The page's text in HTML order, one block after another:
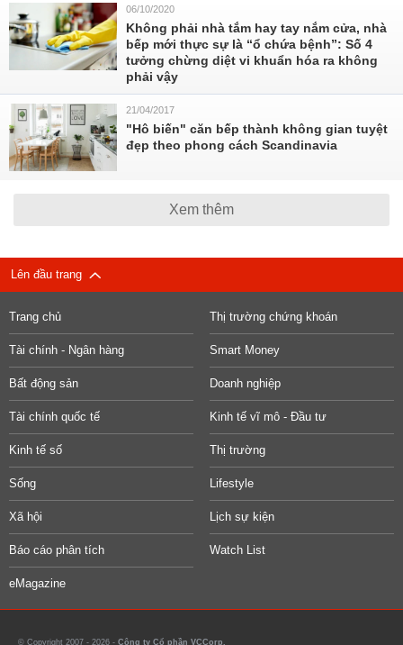
06/10/2020
Không phải nhà tắm hay tay nắm cửa, nhà
bếp mới thực sự là “ổ chứa bệnh”: Số 4
tưởng chừng diệt vi khuẩn hóa ra không
phải vậy
21/04/2017
"Hô biến" căn bếp thành không gian tuyệt
đẹp theo phong cách Scandinavia
Xem thêm
Lên đầu trang
Trang chủ Thị trường chứng khoán
Tài chính - Ngân hàng Smart Money
Bất động sản Doanh nghiệp
Tài chính quốc tế Kinh tế vĩ mô - Đầu tư
Kinh tế số Thị trường
Sống Lifestyle
Xã hội Lịch sự kiện
Báo cáo phân tích Watch List
eMagazine
© Copyright 2007 - 2026 - Công ty Cổ phần VCCorp.